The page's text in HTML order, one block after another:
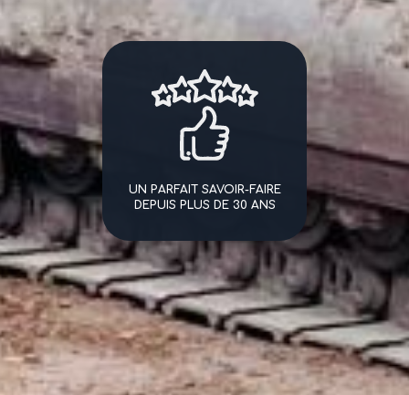
UN PARFAIT SAVOIR-FAIRE
DEPUIS PLUS DE 30 ANS